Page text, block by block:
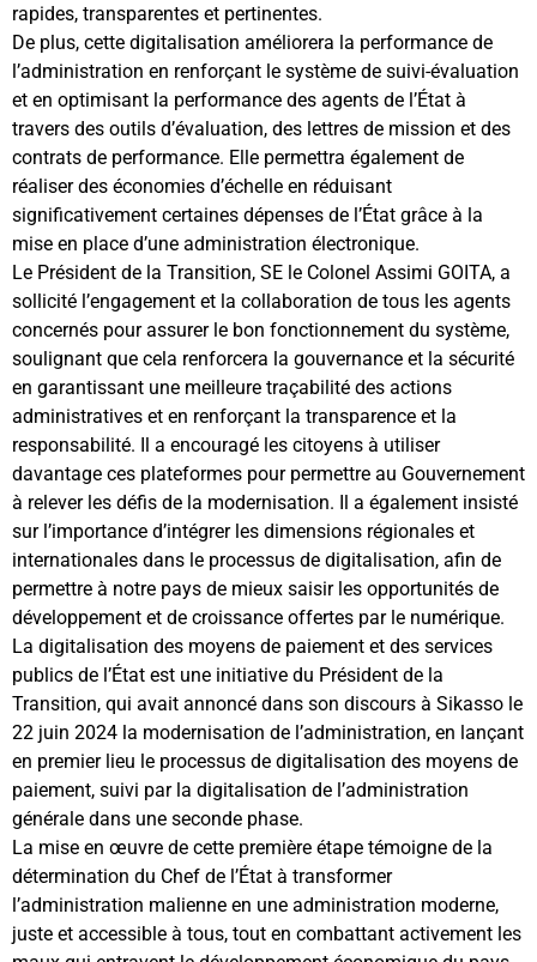
rapides, transparentes et pertinentes.
De plus, cette digitalisation améliorera la performance de
l’administration en renforçant le système de suivi-évaluation
et en optimisant la performance des agents de l’État à
travers des outils d’évaluation, des lettres de mission et des
contrats de performance. Elle permettra également de
réaliser des économies d’échelle en réduisant
significativement certaines dépenses de l’État grâce à la
mise en place d’une administration électronique.
Le Président de la Transition, SE le Colonel Assimi GOITA, a
sollicité l’engagement et la collaboration de tous les agents
concernés pour assurer le bon fonctionnement du système,
soulignant que cela renforcera la gouvernance et la sécurité
en garantissant une meilleure traçabilité des actions
administratives et en renforçant la transparence et la
responsabilité. Il a encouragé les citoyens à utiliser
davantage ces plateformes pour permettre au Gouvernement
à relever les défis de la modernisation. Il a également insisté
sur l’importance d’intégrer les dimensions régionales et
internationales dans le processus de digitalisation, afin de
permettre à notre pays de mieux saisir les opportunités de
développement et de croissance offertes par le numérique.
La digitalisation des moyens de paiement et des services
publics de l’État est une initiative du Président de la
Transition, qui avait annoncé dans son discours à Sikasso le
22 juin 2024 la modernisation de l’administration, en lançant
en premier lieu le processus de digitalisation des moyens de
paiement, suivi par la digitalisation de l’administration
générale dans une seconde phase.
La mise en œuvre de cette première étape témoigne de la
détermination du Chef de l’État à transformer
l’administration malienne en une administration moderne,
juste et accessible à tous, tout en combattant activement les